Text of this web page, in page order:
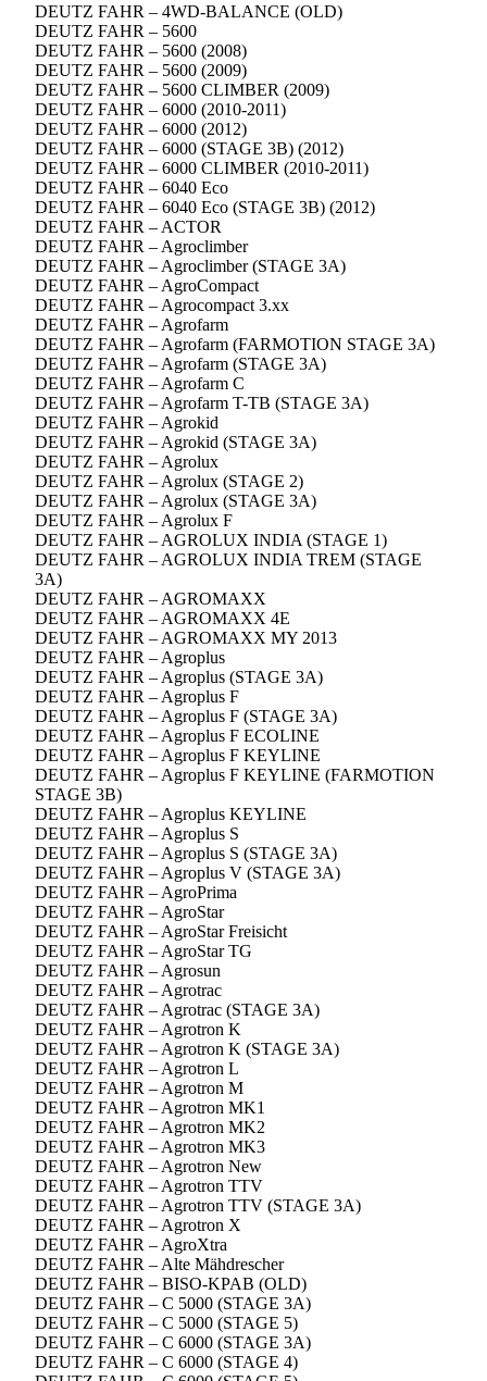
DEUTZ FAHR – 4WD-BALANCE (OLD)
DEUTZ FAHR – 5600
DEUTZ FAHR – 5600 (2008)
DEUTZ FAHR – 5600 (2009)
DEUTZ FAHR – 5600 CLIMBER (2009)
DEUTZ FAHR – 6000 (2010-2011)
DEUTZ FAHR – 6000 (2012)
DEUTZ FAHR – 6000 (STAGE 3B) (2012)
DEUTZ FAHR – 6000 CLIMBER (2010-2011)
DEUTZ FAHR – 6040 Eco
DEUTZ FAHR – 6040 Eco (STAGE 3B) (2012)
DEUTZ FAHR – ACTOR
DEUTZ FAHR – Agroclimber
DEUTZ FAHR – Agroclimber (STAGE 3A)
DEUTZ FAHR – AgroCompact
DEUTZ FAHR – Agrocompact 3.xx
DEUTZ FAHR – Agrofarm
DEUTZ FAHR – Agrofarm (FARMOTION STAGE 3A)
DEUTZ FAHR – Agrofarm (STAGE 3A)
DEUTZ FAHR – Agrofarm C
DEUTZ FAHR – Agrofarm T-TB (STAGE 3A)
DEUTZ FAHR – Agrokid
DEUTZ FAHR – Agrokid (STAGE 3A)
DEUTZ FAHR – Agrolux
DEUTZ FAHR – Agrolux (STAGE 2)
DEUTZ FAHR – Agrolux (STAGE 3A)
DEUTZ FAHR – Agrolux F
DEUTZ FAHR – AGROLUX INDIA (STAGE 1)
DEUTZ FAHR – AGROLUX INDIA TREM (STAGE
3A)
DEUTZ FAHR – AGROMAXX
DEUTZ FAHR – AGROMAXX 4E
DEUTZ FAHR – AGROMAXX MY 2013
DEUTZ FAHR – Agroplus
DEUTZ FAHR – Agroplus (STAGE 3A)
DEUTZ FAHR – Agroplus F
DEUTZ FAHR – Agroplus F (STAGE 3A)
DEUTZ FAHR – Agroplus F ECOLINE
DEUTZ FAHR – Agroplus F KEYLINE
DEUTZ FAHR – Agroplus F KEYLINE (FARMOTION
STAGE 3B)
DEUTZ FAHR – Agroplus KEYLINE
DEUTZ FAHR – Agroplus S
DEUTZ FAHR – Agroplus S (STAGE 3A)
DEUTZ FAHR – Agroplus V (STAGE 3A)
DEUTZ FAHR – AgroPrima
DEUTZ FAHR – AgroStar
DEUTZ FAHR – AgroStar Freisicht
DEUTZ FAHR – AgroStar TG
DEUTZ FAHR – Agrosun
DEUTZ FAHR – Agrotrac
DEUTZ FAHR – Agrotrac (STAGE 3A)
DEUTZ FAHR – Agrotron K
DEUTZ FAHR – Agrotron K (STAGE 3A)
DEUTZ FAHR – Agrotron L
DEUTZ FAHR – Agrotron M
DEUTZ FAHR – Agrotron MK1
DEUTZ FAHR – Agrotron MK2
DEUTZ FAHR – Agrotron MK3
DEUTZ FAHR – Agrotron New
DEUTZ FAHR – Agrotron TTV
DEUTZ FAHR – Agrotron TTV (STAGE 3A)
DEUTZ FAHR – Agrotron X
DEUTZ FAHR – AgroXtra
DEUTZ FAHR – Alte Mähdrescher
DEUTZ FAHR – BISO-KPAB (OLD)
DEUTZ FAHR – C 5000 (STAGE 3A)
DEUTZ FAHR – C 5000 (STAGE 5)
DEUTZ FAHR – C 6000 (STAGE 3A)
DEUTZ FAHR – C 6000 (STAGE 4)